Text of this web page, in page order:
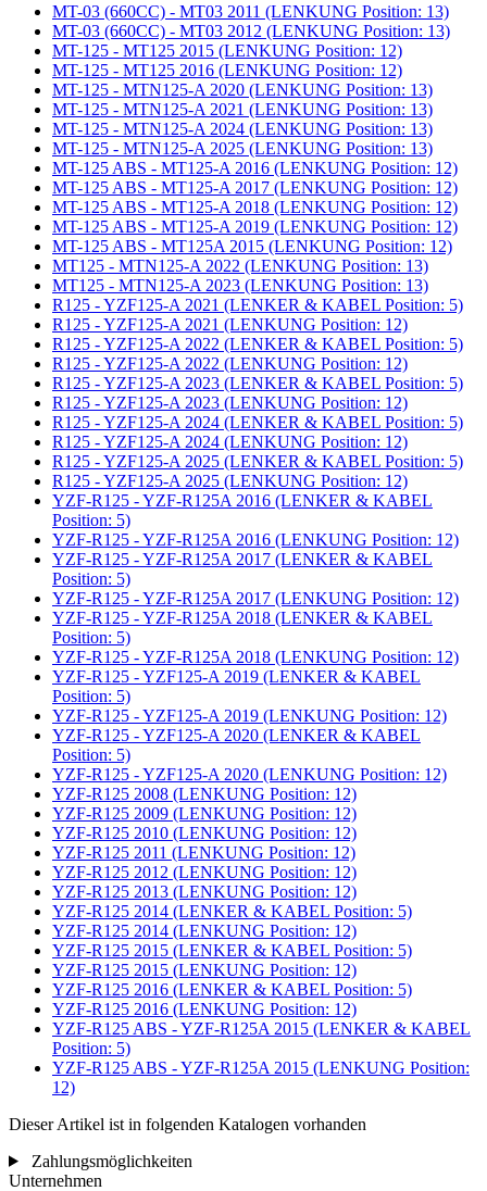
MT-03 (660CC) - MT03 2011 (LENKUNG Position: 13)
MT-03 (660CC) - MT03 2012 (LENKUNG Position: 13)
MT-125 - MT125 2015 (LENKUNG Position: 12)
MT-125 - MT125 2016 (LENKUNG Position: 12)
MT-125 - MTN125-A 2020 (LENKUNG Position: 13)
MT-125 - MTN125-A 2021 (LENKUNG Position: 13)
MT-125 - MTN125-A 2024 (LENKUNG Position: 13)
MT-125 - MTN125-A 2025 (LENKUNG Position: 13)
MT-125 ABS - MT125-A 2016 (LENKUNG Position: 12)
MT-125 ABS - MT125-A 2017 (LENKUNG Position: 12)
MT-125 ABS - MT125-A 2018 (LENKUNG Position: 12)
MT-125 ABS - MT125-A 2019 (LENKUNG Position: 12)
MT-125 ABS - MT125A 2015 (LENKUNG Position: 12)
MT125 - MTN125-A 2022 (LENKUNG Position: 13)
MT125 - MTN125-A 2023 (LENKUNG Position: 13)
R125 - YZF125-A 2021 (LENKER & KABEL Position: 5)
R125 - YZF125-A 2021 (LENKUNG Position: 12)
R125 - YZF125-A 2022 (LENKER & KABEL Position: 5)
R125 - YZF125-A 2022 (LENKUNG Position: 12)
R125 - YZF125-A 2023 (LENKER & KABEL Position: 5)
R125 - YZF125-A 2023 (LENKUNG Position: 12)
R125 - YZF125-A 2024 (LENKER & KABEL Position: 5)
R125 - YZF125-A 2024 (LENKUNG Position: 12)
R125 - YZF125-A 2025 (LENKER & KABEL Position: 5)
R125 - YZF125-A 2025 (LENKUNG Position: 12)
YZF-R125 - YZF-R125A 2016 (LENKER & KABEL
Position: 5)
YZF-R125 - YZF-R125A 2016 (LENKUNG Position: 12)
YZF-R125 - YZF-R125A 2017 (LENKER & KABEL
Position: 5)
YZF-R125 - YZF-R125A 2017 (LENKUNG Position: 12)
YZF-R125 - YZF-R125A 2018 (LENKER & KABEL
Position: 5)
YZF-R125 - YZF-R125A 2018 (LENKUNG Position: 12)
YZF-R125 - YZF125-A 2019 (LENKER & KABEL
Position: 5)
YZF-R125 - YZF125-A 2019 (LENKUNG Position: 12)
YZF-R125 - YZF125-A 2020 (LENKER & KABEL
Position: 5)
YZF-R125 - YZF125-A 2020 (LENKUNG Position: 12)
YZF-R125 2008 (LENKUNG Position: 12)
YZF-R125 2009 (LENKUNG Position: 12)
YZF-R125 2010 (LENKUNG Position: 12)
YZF-R125 2011 (LENKUNG Position: 12)
YZF-R125 2012 (LENKUNG Position: 12)
YZF-R125 2013 (LENKUNG Position: 12)
YZF-R125 2014 (LENKER & KABEL Position: 5)
YZF-R125 2014 (LENKUNG Position: 12)
YZF-R125 2015 (LENKER & KABEL Position: 5)
YZF-R125 2015 (LENKUNG Position: 12)
YZF-R125 2016 (LENKER & KABEL Position: 5)
YZF-R125 2016 (LENKUNG Position: 12)
YZF-R125 ABS - YZF-R125A 2015 (LENKER & KABEL
Position: 5)
YZF-R125 ABS - YZF-R125A 2015 (LENKUNG Position:
12)
Dieser Artikel ist in folgenden Katalogen vorhanden
Zahlungsmöglichkeiten
Unternehmen